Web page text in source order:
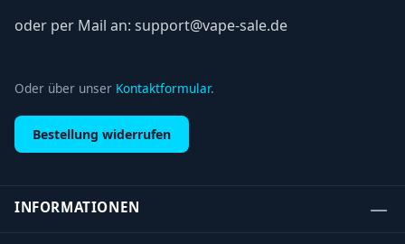
oder per Mail an: support@vape-sale.de
Oder über unser Kontaktformular.
Bestellung widerrufen
INFORMATIONEN